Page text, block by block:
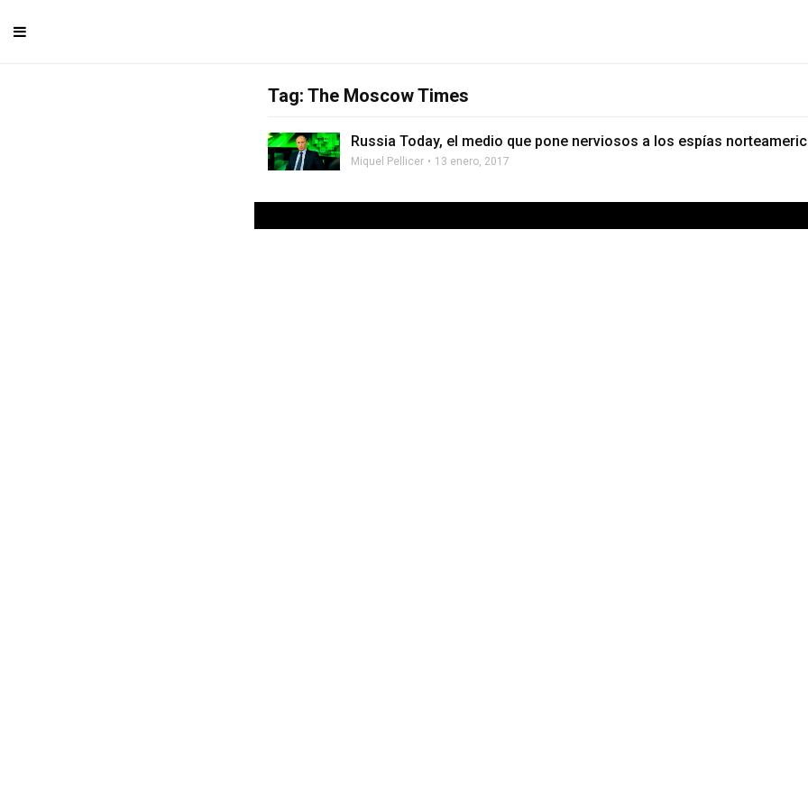
Tag: The Moscow Times
Russia Today, el medio que pone nerviosos a los espías
Miquel Pellicer 13 enero, 2017